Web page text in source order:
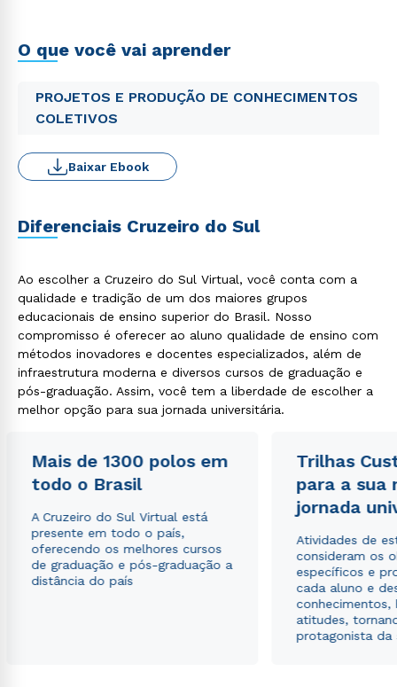
O que você vai aprender
PROJETOS E PRODUÇÃO DE CONHECIMENTOS
COLETIVOS
Baixar Ebook
Diferenciais Cruzeiro do Sul
Ao escolher a Cruzeiro do Sul Virtual, você conta com a
qualidade e tradição de um dos maiores grupos
educacionais de ensino superior do Brasil. Nosso
compromisso é oferecer ao aluno qualidade de ensino com
métodos inovadores e docentes especializados, além de
infraestrutura moderna e diversos cursos de graduação e
pós-graduação. Assim, você tem a liberdade de escolher a
melhor opção para sua jornada universitária.
Mais de 1300 polos em
todo o Brasil
A Cruzeiro do Sul Virtual está
presente em todo o país,
oferecendo os melhores cursos
de graduação e pós-graduação a
distância do país
Trilhas
para a sua
jornada
Atividades de
consideram os
específicos e
cada aluno e
conhecimentos,
atitudes,
protagonista da